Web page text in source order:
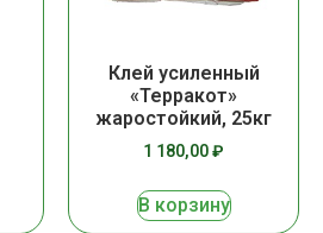
Клей усиленный
«Терракот»
жаростойкий, 25кг
1 180,00₽
В корзину